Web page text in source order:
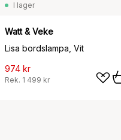
I lager
Watt & Veke
Lisa bordslampa, Vit
974 kr
Rek. 1 499 kr